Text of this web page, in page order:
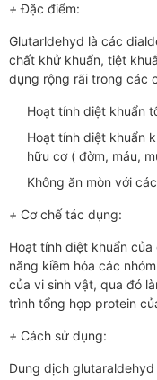
+Đặc điểm:
Glutarldehyd là các
chất khử khuẩn, tiệt
dụng rộng rãi trong các
Hoạt tính diệt khuẩn
Hoạt tính diệt khuẩn
hữu cơ ( đờm, máu,
Không ăn mòn với
+ Cơ chế tác dụng:
Hoạt tính diệt khuẩn
năng kiềm hóa các
của vi sinh vật, qua đó
trình tổng hợp protein
+ Cách sử dụng:
Dung dịch